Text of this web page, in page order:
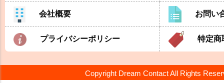
会社概要 お問い
プライバシーポリシー 特定商
Copyright Dream Contact All Rights